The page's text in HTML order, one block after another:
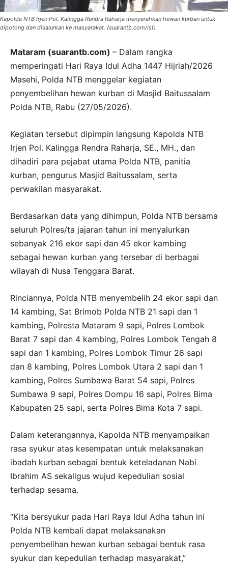
Kapolda NTB Irjen Pol. Kalingga Rendra Raharja menyerahkan hewan kurban untuk
dipotong dan disalurkan ke masyarakat. (suarantb.com/ist)
Mataram (suarantb.com) – Dalam rangka
memperingati Hari Raya Idul Adha 1447 Hijriah/2026
Masehi, Polda NTB menggelar kegiatan
penyembelihan hewan kurban di Masjid Baitussalam
Polda NTB, Rabu (27/05/2026).
Kegiatan tersebut dipimpin langsung Kapolda NTB
Irjen Pol. Kalingga Rendra Raharja, SE., MH., dan
dihadiri para pejabat utama Polda NTB, panitia
kurban, pengurus Masjid Baitussalam, serta
perwakilan masyarakat.
Berdasarkan data yang dihimpun, Polda NTB bersama
seluruh Polres/ta jajaran tahun ini menyalurkan
sebanyak 216 ekor sapi dan 45 ekor kambing
sebagai hewan kurban yang tersebar di berbagai
wilayah di Nusa Tenggara Barat.
Rinciannya, Polda NTB menyembelih 24 ekor sapi dan
14 kambing, Sat Brimob Polda NTB 21 sapi dan 1
kambing, Polresta Mataram 9 sapi, Polres Lombok
Barat 7 sapi dan 4 kambing, Polres Lombok Tengah 8
sapi dan 1 kambing, Polres Lombok Timur 26 sapi
dan 8 kambing, Polres Lombok Utara 2 sapi dan 1
kambing, Polres Sumbawa Barat 54 sapi, Polres
Sumbawa 9 sapi, Polres Dompu 16 sapi, Polres Bima
Kabupaten 25 sapi, serta Polres Bima Kota 7 sapi.
Dalam keterangannya, Kapolda NTB menyampaikan
rasa syukur atas kesempatan untuk melaksanakan
ibadah kurban sebagai bentuk keteladanan Nabi
Ibrahim AS sekaligus wujud kepedulian sosial
terhadap sesama.
“Kita bersyukur pada Hari Raya Idul Adha tahun ini
Polda NTB kembali dapat melaksanakan
penyembelihan hewan kurban sebagai bentuk rasa
syukur dan kepedulian terhadap masyarakat,”